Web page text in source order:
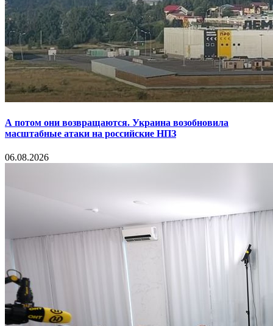
А потом они возвращаются. Украина возобновила
масштабные атаки на российские НПЗ
06.08.2026